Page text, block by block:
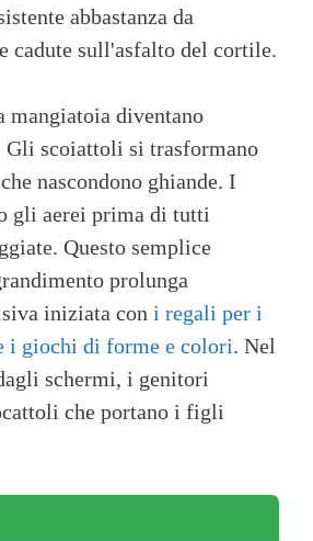
abbastanza da
cadute sull'asfalto del cortile.
diventano
Gli scoiattoli si trasformano
nascondono ghiande. I
gli aerei prima di tutti
Questo semplice
prolunga
iniziata con i regali per i
i giochi di forme e colori. Nel
schermi, i genitori
che portano i figli